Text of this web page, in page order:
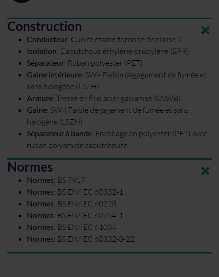
Construction
Conducteur: Cuivre étamé toronné de classe 2
Isolation: Caoutchouc éthylène-propylène (EPR)
Séparateur: Ruban polyester (PET)
Gaine intérieure: SW4 Faible dégagement de fumée et
sans halogène (LSZH)
Armure: Tresse en fil d'acier galvanisé (GSWB)
Gaine: SW4 Faible dégagement de fumée et sans
halogène (LSZH)
Séparateur à bande: Enrobage en polyester (PET) avec
ruban polyamide caoutchouté
Normes
Normes: BS 7917
Normes: BS EN/IEC 60332-1
Normes: BS EN/IEC 60228
Normes: BS EN/IEC 60754-1
Normes: BS EN/IEC 61034
Normes: BS EN/IEC 60332-3-22